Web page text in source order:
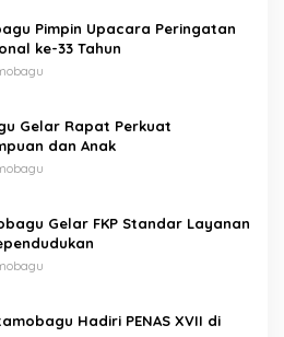
Pimpin Upacara Peringatan
ke-33 Tahun
Gelar Rapat Perkuat
dan Anak
Gelar FKP Standar Layanan
Hadiri PENAS XVII di